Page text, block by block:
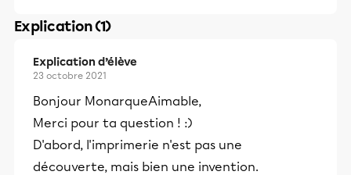
Explication (1)
Explication d’élève
23 octobre 2021
Bonjour MonarqueAimable,
Merci pour ta question ! :)
D'abord, l'imprimerie n'est pas une
découverte, mais bien une invention.